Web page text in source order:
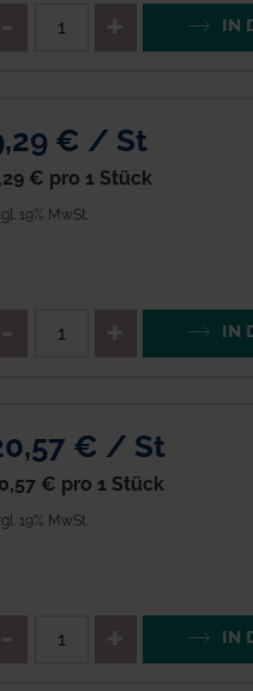
IN
€ / St
€ pro 1 Stück
19% MwSt.
IN
€ / St
€ pro 1 Stück
19% MwSt.
IN